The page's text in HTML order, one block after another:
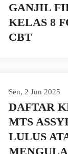
GANJIL
KELAS 8
CBT
Sen, 2 Jun 2025
DAFTAR
MTS
LULUS